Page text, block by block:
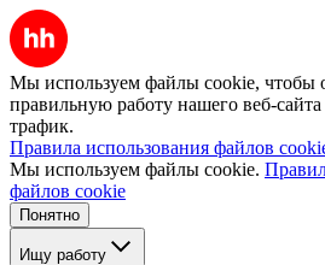
Мы используем файлы cookie, чтобы
правильную работу нашего веб-сайта
трафик.
Правила использования файлов
Мы используем файлы cookie.
файлов cookie
Понятно
Ищу работу